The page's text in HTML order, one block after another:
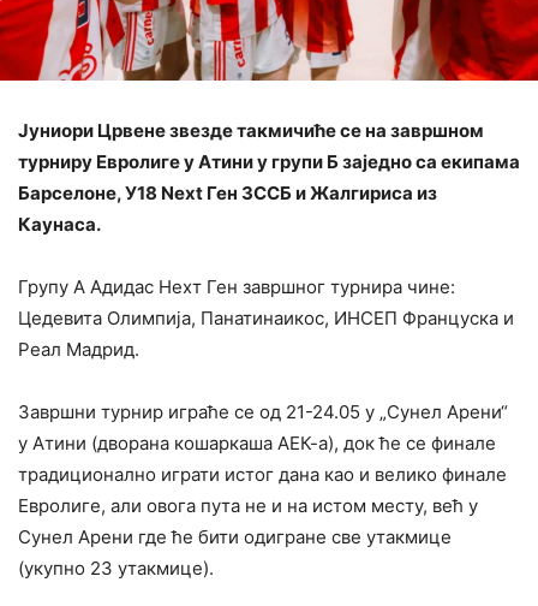
Јуниори Црвене звезде такмичиће се на завршном
турниру Евролиге у Атини у групи Б заједно са екипама
Барселоне, У18 Next Ген 3ССБ и Жалгириса из
Каунаса.
Групу А Адидас Нехт Ген завршног турнира чине:
Цедевита Олимпија, Панатинаикос, ИНСЕП Француска и
Реал Мадрид.
Завршни турнир играће се од 21-24.05 у „Сунел Арени“
у Атини (дворана кошаркаша АЕК-а), док ће се финале
традиционално играти истог дана као и велико финале
Евролиге, али овога пута не и на истом месту, већ у
Сунел Арени где ће бити одигране све утакмице
(укупно 23 утакмице).